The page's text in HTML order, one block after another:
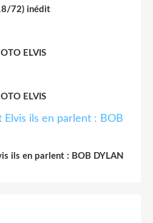
72) inédit
ELVIS
ELVIS
ils en parlent : BOB DYLAN